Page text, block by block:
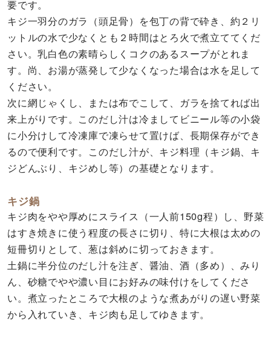
要です。
キジ一羽分のガラ（頭足骨）を包丁の背で砕き、約２リ
ットルの水で少なくとも２時間はとろ火で煮立ててくだ
さい。乳白色の素晴らしくコクのあるスープがとれま
す。尚、お湯が蒸発して少なくなった場合は水を足して
ください。
次に網じゃくし、または布でこして、ガラを捨てれば出
来上がりです。このだし汁は冷ましてビニール等の小袋
に小分けして冷凍庫で凍らせて置けば、長期保存ができ
るので便利です。このだし汁が、キジ料理（キジ鍋、キ
ジどんぶり、キジめし等）の基礎となります。
キジ鍋
キジ肉をやや厚めにスライス（一人前150g程）し、野菜
はすき焼きに使う程度の長さに切り、特に大根は太めの
短冊切りとして、葱は斜めに切っておきます。
土鍋に半分位のだし汁を注ぎ、醤油、酒（多め）、みり
ん、砂糖でやや濃い目にお好みの味付けをしてくださ
い。煮立ったところで大根のような煮あがりの遅い野菜
から入れていき、キジ肉も足してゆきます。